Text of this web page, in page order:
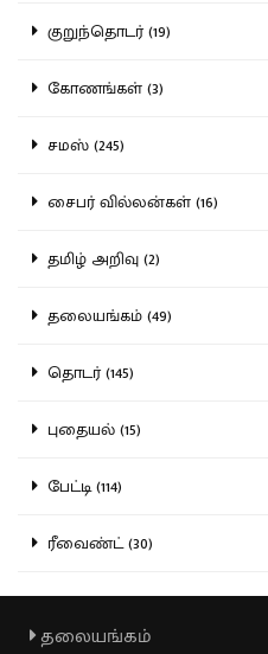
குறுந்தொடர் (19)
கோணங்கள் (3)
சமஸ் (245)
சைபர் வில்லன்கள் (16)
தமிழ் அறிவு (2)
தலையங்கம் (49)
தொடர் (145)
புதையல் (15)
பேட்டி (114)
ரீவைண்ட் (30)
தலையங்கம்